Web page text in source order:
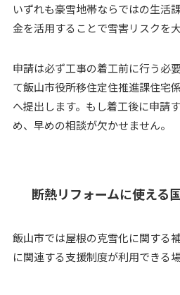
いずれも豪雪地帯ならではの生活
金を活用することで雪害リスクを
申請は必ず工事の着工前に行う必
て飯山市役所移住定住推進課住宅
へ提出します。もし着工後に申請
め、早めの相談が欠かせません。
断熱リフォームに使える
飯山市では屋根の克雪化に関する
に関連する支援制度が利用できる